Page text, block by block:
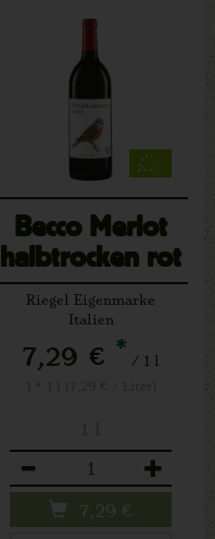
Becco Merlot
halbtrocken rot
Riegel Eigenmarke
Italien
7,29 € * / 1 l
7,29 €